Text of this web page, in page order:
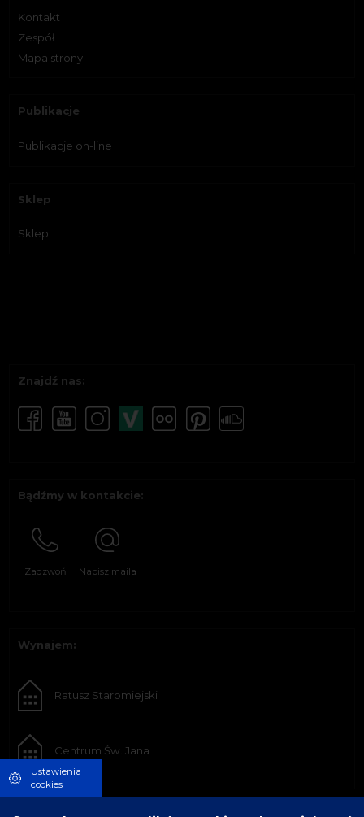
Kontakt
Zespół
Mapa strony
Publikacje
Publikacje on-line
Sklep
Sklep
Znajdź nas:
Bądźmy w kontakcie:
Zadzwoń Napisz maila
Wynajem:
Ratusz Staromiejski
Centrum Św. Jana
Ustawienia
cookies